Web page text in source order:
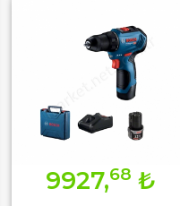
9927,68 ₺